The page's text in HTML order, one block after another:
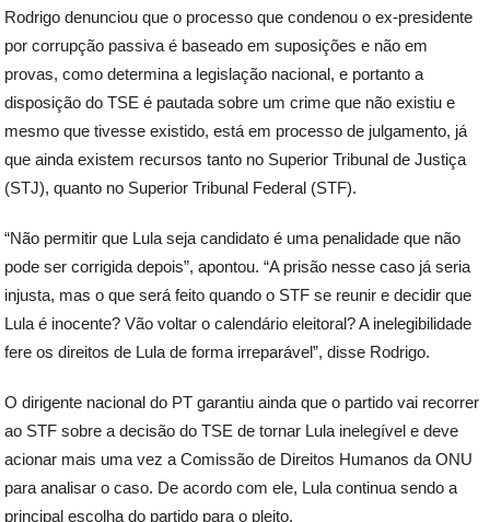
Rodrigo denunciou que o processo que condenou o ex-presidente
por corrupção passiva é baseado em suposições e não em
provas, como determina a legislação nacional, e portanto a
disposição do TSE é pautada sobre um crime que não existiu e
mesmo que tivesse existido, está em processo de julgamento, já
que ainda existem recursos tanto no Superior Tribunal de Justiça
(STJ), quanto no Superior Tribunal Federal (STF).
“Não permitir que Lula seja candidato é uma penalidade que não
pode ser corrigida depois”, apontou. “A prisão nesse caso já seria
injusta, mas o que será feito quando o STF se reunir e decidir que
Lula é inocente? Vão voltar o calendário eleitoral? A inelegibilidade
fere os direitos de Lula de forma irreparável”, disse Rodrigo.
O dirigente nacional do PT garantiu ainda que o partido vai recorrer
ao STF sobre a decisão do TSE de tornar Lula inelegível e deve
acionar mais uma vez a Comissão de Direitos Humanos da ONU
para analisar o caso. De acordo com ele, Lula continua sendo a
principal escolha do partido para o pleito.